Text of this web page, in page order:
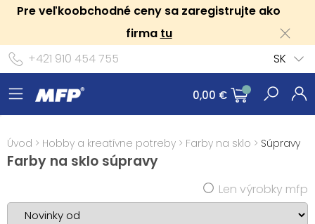
Pre veľkoobchodné ceny sa zaregistrujte ako
firma tu
+421 910 454 755
SK
0,00 €
Úvod > Hobby a kreatívne potreby > Farby na sklo > Súpravy
Farby na sklo súpravy
Len výrobky mfp